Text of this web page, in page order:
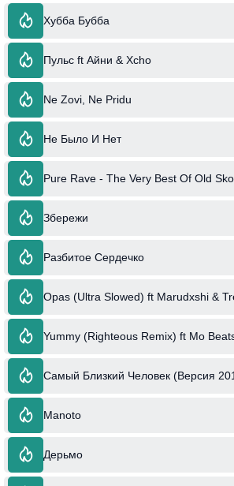
Хубба Бубба
Пульс ft Айни & Xcho
Ne Zovi, Ne Pridu
Не Было И Нет
Pure Rave - The Very Best Of Old
Збережи
Разбитое Сердечко
Opas (Ultra Slowed) ft Marudxshi &
Yummy (Righteous Remix) ft Mo
Самый Близкий Человек (Версия
Manoto
Дерьмо